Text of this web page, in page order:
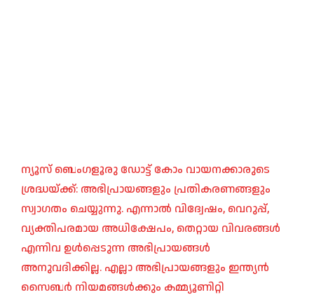
ന്യൂസ് ബെംഗളൂരു ഡോട്ട് കോം വായനക്കാരുടെ
ശ്രദ്ധയ്ക്ക്: അഭിപ്രായങ്ങളും പ്രതികരണങ്ങളും
സ്വാഗതം ചെയ്യുന്നു. എന്നാൽ വിദ്വേഷം, വെറുപ്പ്,
വ്യക്തിപരമായ അധിക്ഷേപം, തെറ്റായ വിവരങ്ങൾ
എന്നിവ ഉൾപ്പെടുന്ന അഭിപ്രായങ്ങൾ
അനുവദിക്കില്ല. എല്ലാ അഭിപ്രായങ്ങളും ഇന്ത്യൻ
സൈബർ നിയമങ്ങൾക്കും കമ്മ്യൂണിറ്റി